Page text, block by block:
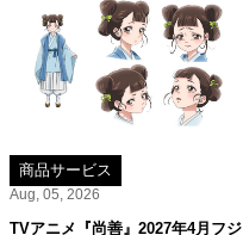
商品サービス
Aug, 05, 2026
TVアニメ『尚善』2027年4月フジ